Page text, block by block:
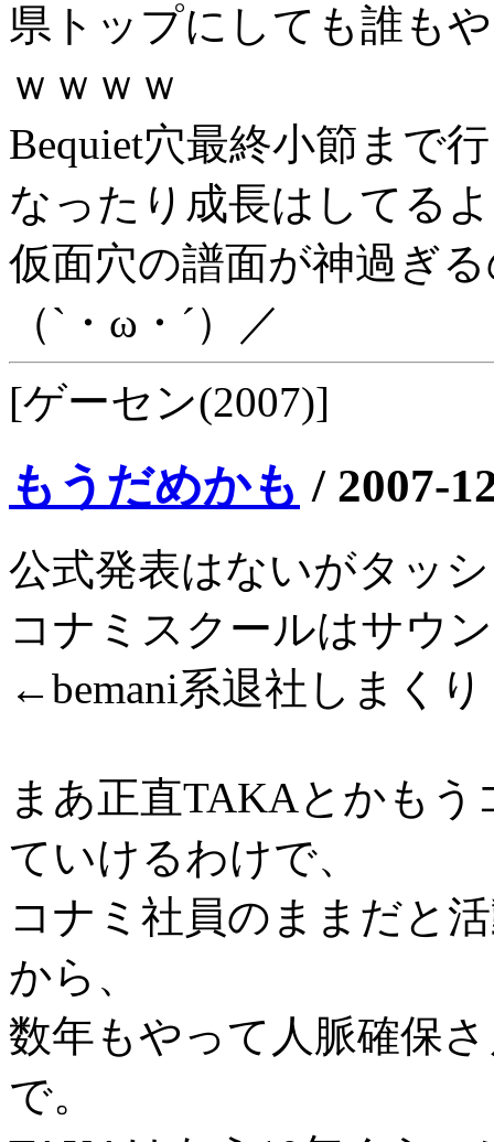
県トップにしても誰も
ｗｗｗｗ
Bequiet穴最終小節まで
なったり成長はしてる
仮面穴の譜面が神過ぎ
（`・ω・´）／
[ゲーセン(2007)]
もうだめかも / 2007-
公式発表はないがタッ
コナミスクールはサウ
←bemani系退社しまくり
まあ正直TAKAとかも
ていけるわけで、
コナミ社員のままだと
から、
数年もやって人脈確保
で。